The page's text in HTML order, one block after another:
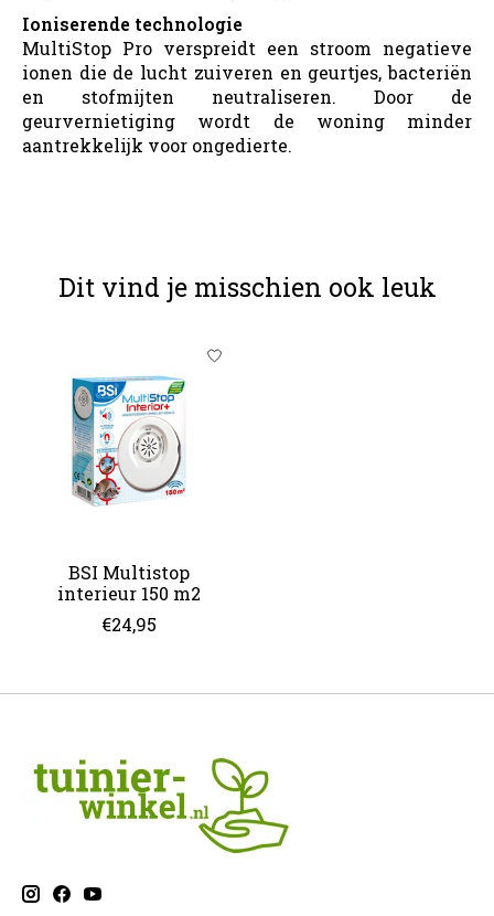
Ioniserende technologie
MultiStop Pro verspreidt een stroom negatieve
ionen die de lucht zuiveren en geurtjes, bacteriën
en stofmijten neutraliseren. Door de
geurvernietiging wordt de woning minder
aantrekkelijk voor ongedierte.
Dit vind je misschien ook leuk
Items van productcarrousel
BSI Multistop
interieur 150 m2
€24,95